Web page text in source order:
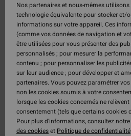
Nos partenaires et nous-mêmes
technologie équivalente pour stocker et/
informations sur votre appareil. Ces
(comme vos données de navigation et
être utilisées pour vous présenter des
personnalisés ; pour mesurer la
contenu ; pour personnaliser les
sur leur audience ; pour développer et
partenaires. Vous pouvez paramétrer
non les cookies soumis à votre
lorsque les cookies concernés ne
consentement (tels que certains cookies
Pour plus d'informations, consultez notre
des cookieset Politique de confidentialité